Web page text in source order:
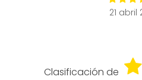
21 abril
Clasificación de